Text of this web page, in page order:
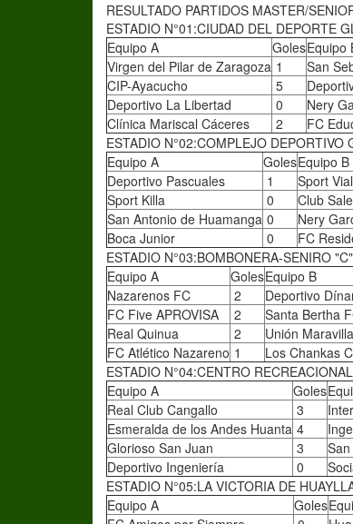
RESULTADO PARTIDOS MASTER/
ESTADIO N°01:CIUDAD DEL DEPORTE
Equipo A
GolesEquipo
Virgen del Pilar de Zaragoza 1 San
CIP-Ayacucho
5
Deportivo La Libertad
0 Nery
Clínica Mariscal Cáceres
2 FC
ESTADIO N°02:COMPLEJO DEPORTIVO
Equipo A
GolesEquipo B
Deportivo Pascuales
1 Sport
Sport Killa
0 Club
San Antonio de Huamanga 0 Nery
Boca Junior
0 FC
ESTADIO N°03:BOMBONERA-SENIRO "C"
Equipo A
GolesEquipo B
Nazarenos FC
2 Deportivo
FC Five APROVISA
2 Santa Bertha
Real Quinua
2 Unión
FC Atlético Nazareno 1 Los Chankas
ESTADIO N°04:CENTRO
Equipo A
Goles
Real Club Cangallo
3
Esmeralda de los Andes Huanta 4
Glorioso San Juan
3
Deportivo Ingeniería
0
ESTADIO N°05:LA VICTORIA DE
Equipo A
Goles